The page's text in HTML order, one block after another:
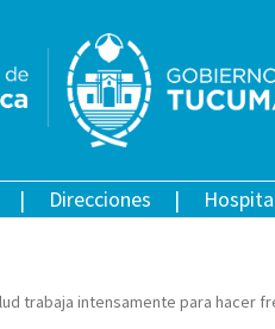
Direcciones
trabaja intensamente para hacer